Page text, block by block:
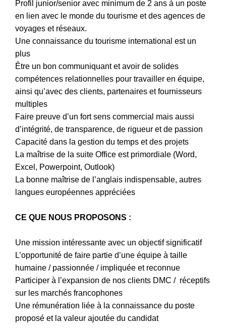
Profil junior/senior avec minimum de 2 ans à un poste
en lien avec le monde du tourisme et des agences de
voyages et réseaux.
Une connaissance du tourisme international est un
plus
Être un bon communiquant et avoir de solides
compétences relationnelles pour travailler en équipe,
ainsi qu’avec des clients, partenaires et fournisseurs
multiples
Faire preuve d’un fort sens commercial mais aussi
d’intégrité, de transparence, de rigueur et de passion
Capacité dans la gestion du temps et des projets
La maîtrise de la suite Office est primordiale (Word,
Excel, Powerpoint, Outlook)
La bonne maîtrise de l’anglais indispensable, autres
langues européennes appréciées
CE QUE NOUS PROPOSONS :
Une mission intéressante avec un objectif significatif
L’opportunité de faire partie d’une équipe à taille
humaine / passionnée / impliquée et reconnue
Participer à l’expansion de nos clients DMC / réceptifs
sur les marchés francophones
Une rémunération liée à la connaissance du poste
proposé et la valeur ajoutée du candidat